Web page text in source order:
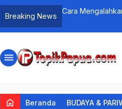
Breaking News
Cara
menu
home Beranda BUDAYA &